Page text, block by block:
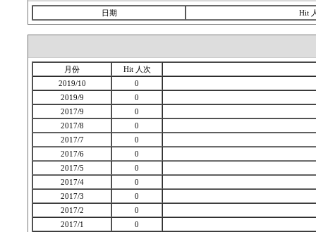
日期 Hit
月份
Hit 人次
2019/10
0
2019/9
0
2017/9
0
2017/8
0
2017/7
0
2017/6
0
2017/5
0
2017/4
0
2017/3
0
2017/2
0
2017/1
0